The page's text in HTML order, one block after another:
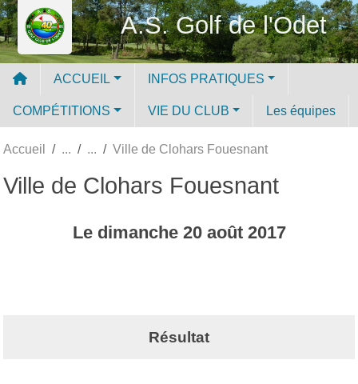
A.S. Golf de l'Odet
ACCUEIL INFOS PRATIQUES
COMPÉTITIONS VIE DU CLUB Les équipes
Accueil Ville de Clohars Fouesnant
Ville de Clohars Fouesnant
Le dimanche 20 août 2017
Résultat
Panneau de gestion des cookies